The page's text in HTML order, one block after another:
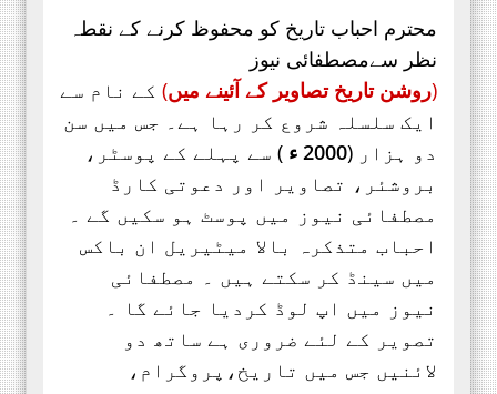
محترم احباب تاریخ کو محفوظ کرنے کے نقطہ
نظر سےمصطفائی نیوز
(روشن تاریخ تصاویر کے آئینے میں) کے نام سے
ایک سلسلہ شروع کر رہا ہے۔ جس میں سن
دو ہزار (2000 ء
) سے پہلے کے پوسٹر،
بروشئر، تصاویر اور دعوتی کارڈ
مصطفائی نیوز میں پوسٹ ہو سکیں گے ۔
احباب متذکرہ بالا میٹیریل ان باکس
میں سینڈ کر سکتے ہیں ۔ مصطفائی
نیوز میں اپ لوڈ کردیا جائے گا ۔
تصویر کے لئے ضروری ہے ساتھ دو
لائنیں جس میں تاریخ،پروگرام،